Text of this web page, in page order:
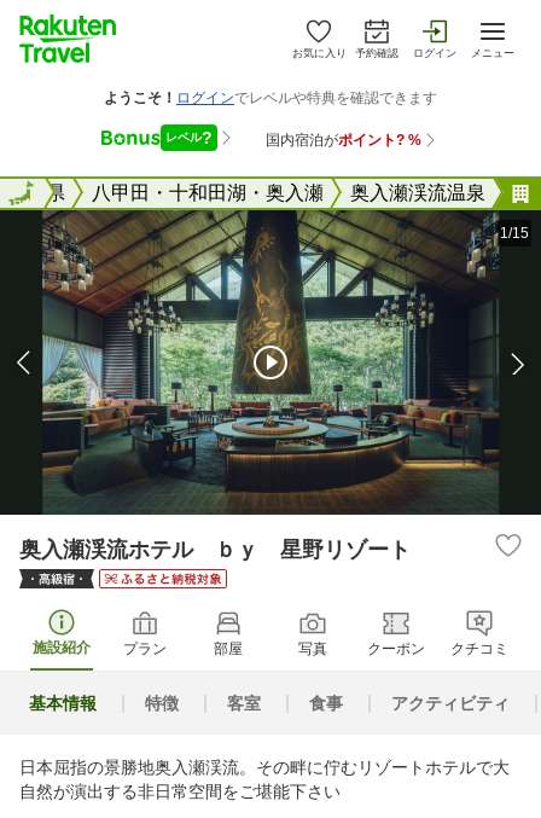
お気に入り 予約確認 ログイン メニュー
青森県 八甲田・十和田湖・奥入瀬 奥入瀬渓流温泉
全国
1/15
奥入瀬渓流ホテル ｂｙ 星野リゾート
施設紹介 プラン 部屋 写真 クーポン クチコミ
基本情報 特徴 客室 食事 アクティビティ
日本屈指の景勝地奥入瀬渓流。その畔に佇むリゾートホテルで大
自然が演出する非日常空間をご堪能下さい